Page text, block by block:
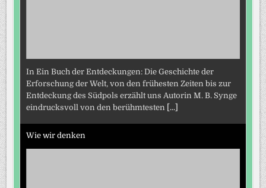
In Ein Buch der Entdeckungen: Die Geschichte der
Erforschung der Welt, von den frühesten Zeiten bis zur
Entdeckung des Südpols erzählt uns Autorin M. B. Synge
eindrucksvoll von den berühmtesten [...]
Wie wir denken